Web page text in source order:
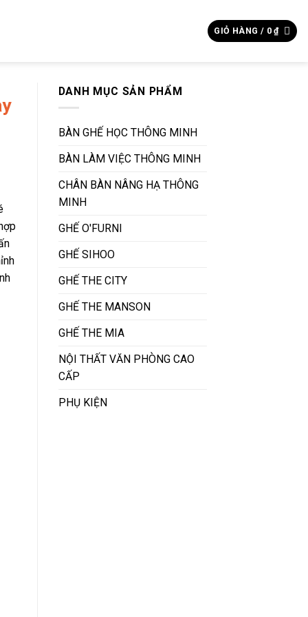
GIỎ HÀNG / 0₫
DANH MỤC SẢN PHẨM
BÀN GHẾ HỌC THÔNG MINH
BÀN LÀM VIỆC THÔNG MINH
CHÂN BÀN NÂNG HẠ THÔNG
MINH
GHẾ O'FURNI
GHẾ SIHOO
GHẾ THE CITY
GHẾ THE MANSON
GHẾ THE MIA
NỘI THẤT VĂN PHÒNG CAO
CẤP
PHỤ KIỆN